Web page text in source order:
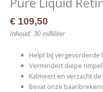
€ 109,50
Inhoud: 30 milliliter
Helpt bij
Vermindert diepe
Kalmeert en verzacht
Bevat onze